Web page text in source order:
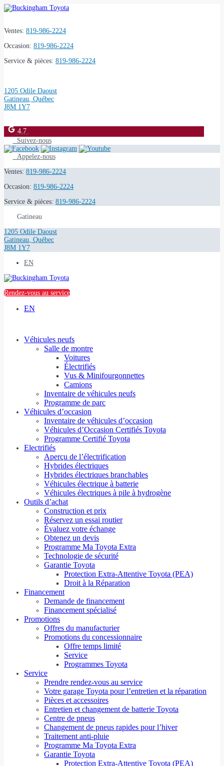
Ventes: 819-986-2224
Occasion: 819-986-2224
Service & pièces: 819-986-2224
1205 Odile Daoust
Gatineau, Québec
J8M 1Y7
4.7
Suivez-nous
Appelez-nous
Ventes: 819-986-2224
Occasion: 819-986-2224
Service & pièces: 819-986-2224
Gatineau
1205 Odile Daoust
Gatineau, Québec
J8M 1Y7
EN
Rendez-vous au service
EN
Véhicules neufs
Salle de montre
Voitures
Électrifiés
Vus & Minifourgonnettes
Camions
Inventaire de véhicules neufs
Programme de parc
Véhicules d’occasion
Inventaire de véhicules d’occasion
Véhicules d’Occasion Certifiés Toyota
Programme Certifié Toyota
Electrifiés
Aperçu de l’électrification
Hybrides électriques
Hybrides électriques branchables
Véhicules électrique à batterie
Véhicules électriques à pile à hydrogène
Outils d’achat
Construction et prix
Réservez un essai routier
Évaluez votre échange
Obtenez un devis
Programme Ma Toyota Extra
Technologie de sécurité
Garantie Toyota
Protection Extra-Attentive Toyota (PEA)
Droit à la Réparation
Financement
Demande de financement
Financement spécialisé
Promotions
Offres du manufacturier
Promotions du concessionnaire
Offre temps limité
Service
Programmes Toyota
Service
Prendre rendez-vous au service
Votre garage Toyota pour l’entretien et la réparation
Pièces et accessoires
Entretien et changement de batterie Toyota
Centre de pneus
Changement de pneus rapides pour l’hiver
Traitement anti-pluie
Programme Ma Toyota Extra
Garantie Toyota
Protection Extra-Attentive Toyota (PEA)